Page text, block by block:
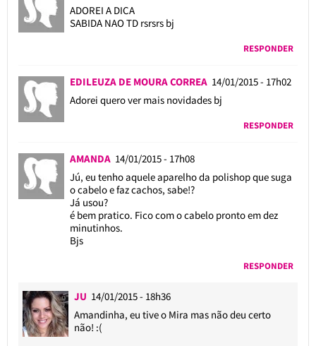
ADOREI A DICA
SABIDA NAO TD rsrsrs bj
RESPONDER
EDILEUZA DE MOURA CORREA 14/01/2015 - 17h02
Adorei quero ver mais novidades bj
RESPONDER
AMANDA 14/01/2015 - 17h08
Jú, eu tenho aquele aparelho da polishop que suga
o cabelo e faz cachos, sabe!?
Já usou?
é bem pratico. Fico com o cabelo pronto em dez
minutinhos.
Bjs
RESPONDER
JU 14/01/2015 - 18h36
Amandinha, eu tive o Mira mas não deu certo
não! :(